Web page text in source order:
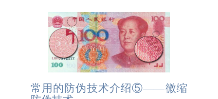
常用的防伪技术介绍⑤——微缩